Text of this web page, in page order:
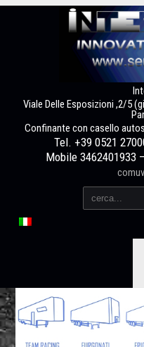
Viale Delle Esposizioni ,2/5
Confinante con casello
Tel. +39 0521
Mobile 3462401933